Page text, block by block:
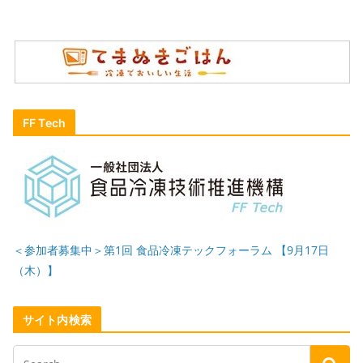
FF Tech
＜参加者募集中＞第1回 食品冷凍テックフォーラム 【9月17日
（木）】
サイト内検索